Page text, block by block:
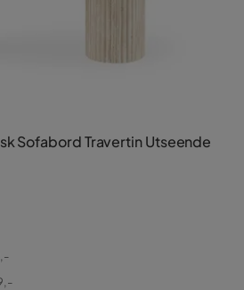
Sofabord Travertin Utseende